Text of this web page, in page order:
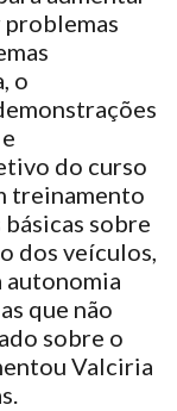
o
do curso
treinamento
sobre
dos veículos,
autonomia
que não
sobre o
Valciria